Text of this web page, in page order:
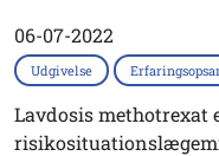
06-07-2022
Udgivelse
Lavdosis methotrexat